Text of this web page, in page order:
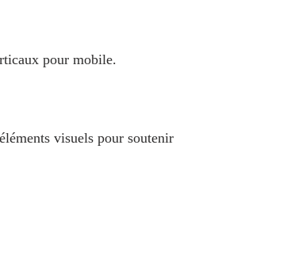
pour mobile.
visuels pour soutenir